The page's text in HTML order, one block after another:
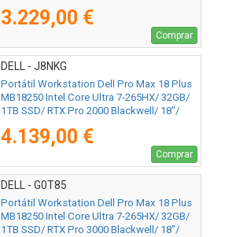
3.229,00 €
Comprar
DELL - J8NKG
Portátil Workstation Dell Pro Max 18 Plus
MB18250 Intel Core Ultra 7-265HX/ 32GB/
1TB SSD/ RTX Pro 2000 Blackwell/ 18"/
4.139,00 €
Comprar
DELL - G0T85
Portátil Workstation Dell Pro Max 18 Plus
MB18250 Intel Core Ultra 7-265HX/ 32GB/
1TB SSD/ RTX Pro 3000 Blackwell/ 18"/